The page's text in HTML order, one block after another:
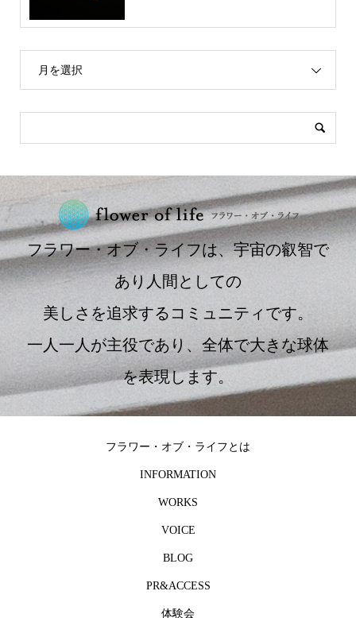
月を選択
フラワー・オブ・ライフは、宇宙の叡智で
あり人間としての
美しさを追求するコミュニティです。
一人一人が主役であり、全体で大きな球体
を表現します。
フラワー・オブ・ライフとは
INFORMATION
WORKS
VOICE
BLOG
PR&ACCESS
体験会